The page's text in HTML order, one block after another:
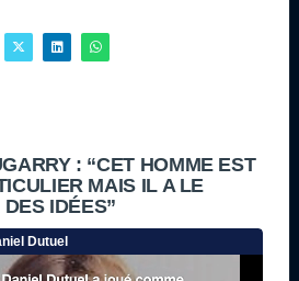
: “CET HOMME EST
MAIS IL A LE
DES IDÉES”